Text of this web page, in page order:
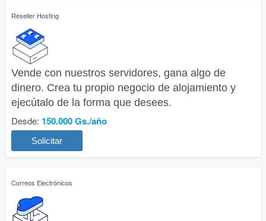
Reseller Hosting
Vende con nuestros servidores, gana algo de
dinero. Crea tu propio negocio de alojamiento y
ejecútalo de la forma que desees.
Desde: 150.000 Gs./año
Solicitar
Correos Electrónicos